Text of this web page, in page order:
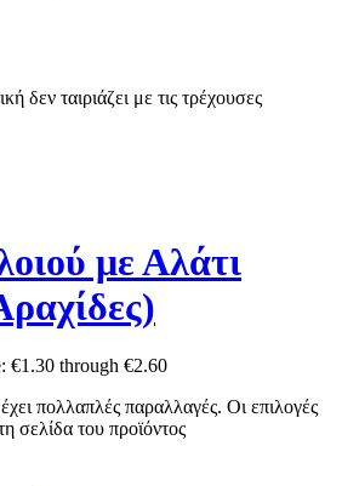
δεν ταιριάζει με τις τρέχουσες
με Αλάτι
€1.30 through €2.60
πολλαπλές παραλλαγές. Οι επιλογές
σελίδα του προϊόντος